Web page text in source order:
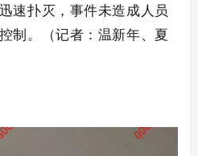
速扑灭，事件未造成人员
制。
（记者：温新年、夏